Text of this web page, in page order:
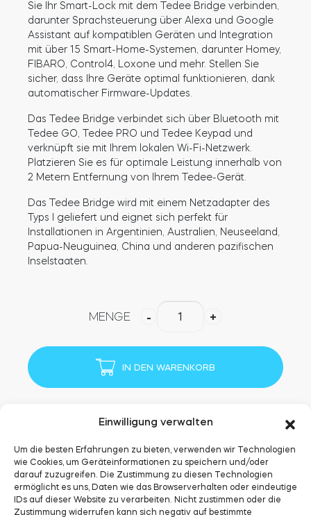
Einwilligung verwalten
Um die besten Erfahrungen zu bieten, verwenden wir Technologien
wie Cookies, um Geräteinformationen zu speichern und/oder
darauf zuzugreifen. Die Zustimmung zu diesen Technologien
ermöglicht es uns, Daten wie das Browserverhalten oder eindeutige
IDs auf dieser Website zu verarbeiten. Nicht zustimmen oder die
Zustimmung widerrufen kann sich negativ auf bestimmte
Tedee Biometric Module
BleBox Smart Relais Modul
Tedee GO2
Jetzt kaufen
Sie Ihr Smart-Lock mit dem Tedee Bridge verbinden,
darunter Sprachsteuerung über Alexa und Google
Assistant auf kompatiblen Geräten und Integration
mit über 15 Smart-Home-Systemen, darunter Homey,
FIBARO, Control4, Loxone und mehr. Stellen Sie
sicher, dass Ihre Geräte optimal funktionieren, dank
automatischer Firmware-Updates.
Das Tedee Bridge verbindet sich über Bluetooth mit
Tedee GO, Tedee PRO und Tedee Keypad und
verknüpft sie mit Ihrem lokalen Wi-Fi-Netzwerk.
Platzieren Sie es für optimale Leistung innerhalb von
2 Metern Entfernung von Ihrem Tedee-Gerät.
Das Tedee Bridge wird mit einem Netzadapter des
Typs I geliefert und eignet sich perfekt für
Installationen in Argentinien, Australien, Neuseeland,
Papua-Neuguinea, China und anderen pazifischen
Inselstaaten.
MENGE -
I)
+
IN DEN WARENKORB
Reviews Funktionsweise